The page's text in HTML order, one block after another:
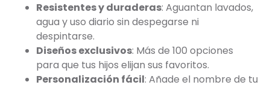
Resistentes y duraderas: Aguantan lavados,
agua y uso diario sin despegarse ni
despintarse.
Diseños exclusivos: Más de 100 opciones
para que tus hijos elijan sus favoritos.
Personalización fácil: Añade el nombre de tu